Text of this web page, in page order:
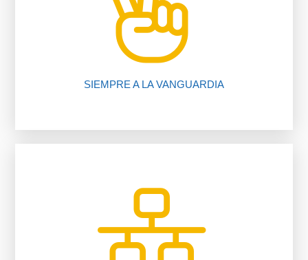
SIEMPRE A LA VANGUARDIA
Te ahorramos tiempo y dinero gracias a
nuestros procedimientos, compruébalo.
trabajando para ti gracias a nuestro software
inmobiliario.